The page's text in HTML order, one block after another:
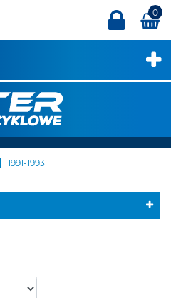
0
1991-1993